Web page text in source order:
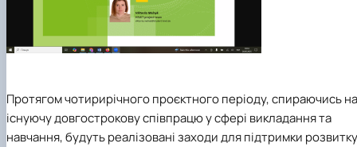
Протягом чотирирічного проєктного періоду, спираючись на
існуючу довгострокову співпрацю у сфері викладання та
навчання, будуть реалізовані заходи для підтримки розвитку